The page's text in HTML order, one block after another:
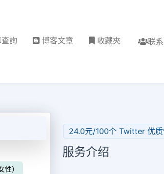
詢 博客文章 收藏夾 联
）
24.0元/100个 Twitter 优
服务介绍